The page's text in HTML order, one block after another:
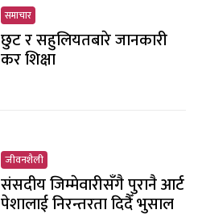
समाचार
छुट र सहुलियतबारे जानकारी
कर शिक्षा
जीवनशैली
संसदीय जिम्मेवारीसँगै पुरानै आर्ट
पेशालाई निरन्तरता दिदैँ भुसाल